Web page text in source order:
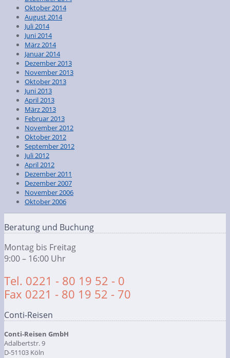
Oktober 2014
August 2014
Juli 2014
Juni 2014
März 2014
Januar 2014
Dezember 2013
November 2013
Oktober 2013
Juni 2013
April 2013
März 2013
Februar 2013
November 2012
Oktober 2012
September 2012
Juli 2012
April 2012
Dezember 2011
Dezember 2007
November 2006
Oktober 2006
Beratung und Buchung
Montag bis Freitag
9:00 – 16:00 Uhr
Tel. 0221 - 80 19 52 - 0
Fax 0221 - 80 19 52 - 70
Conti-Reisen
Conti-Reisen GmbH
Adalbertstr. 9
D-51103 Köln